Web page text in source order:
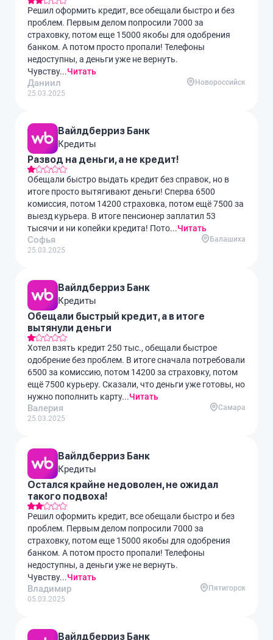
Решил оформить кредит, все обещали быстро и без
проблем. Первым делом попросили 7000 за
страховку, потом еще 15000 якобы для одобрения
банком. А потом просто пропали! Телефоны
недоступны, а деньги уже не вернуть.
Чувству...Читать
Даниил
25.03.2025
Новороссийск
Вайлдберриз Банк
Кредиты
Развод на деньги, а не кредит!
Обещали быстро выдать кредит без справок, но в
итоге просто вытягивают деньги! Сперва 6500
комиссия, потом 14200 страховка, потом ещё 7500 за
выезд курьера. В итоге пенсионер заплатил 53
тысячи и ни копейки кредита! Пото...Читать
Софья
25.03.2025
Балашиха
Вайлдберриз Банк
Кредиты
Обещали быстрый кредит, а в итоге
вытянули деньги
Хотел взять кредит 250 тыс., обещали быстрое
одобрение без проблем. В итоге сначала потребовали
6500 за комиссию, потом 14200 за страховку, потом
ещё 7500 курьеру. Сказали, что деньги уже готовы, но
нужно пополнить карту...Читать
Валерия
25.03.2025
Самара
Вайлдберриз Банк
Кредиты
Остался крайне недоволен, не ожидал
такого подвоха!
Решил оформить кредит, все обещали быстро и без
проблем. Первым делом попросили 7000 за
страховку, потом еще 15000 якобы для одобрения
банком. А потом просто пропали! Телефоны
недоступны, а деньги уже не вернуть.
Чувству...Читать
Владимир
05.03.2025
Пятигорск
Вайлдберриз Банк